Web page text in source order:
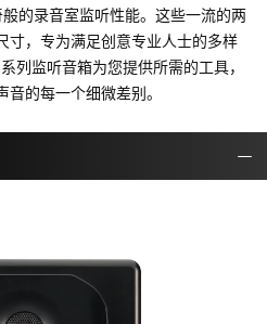
的录音室监听性能。这些一流的两
寸，专为满足创意专业人士的多样
列监听音箱为您提供所需的工具，
的每一个细微差别。